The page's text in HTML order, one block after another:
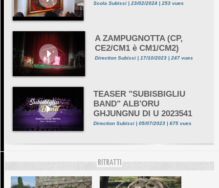
Scola Subissi | 23/02/2024 | 253 vues
A ZAMPUGNOTTA (CP,
CE2/CM1 è CM1/CM2)
Direction Subissi | 17/10/2023 | 247 vues
TEASER "SUBISBIGLIU
BAND" ALB'ORU
GHJUNGNU DI U 2023541
Direction Subissi | 05/07/2023 | 675 vues
RITRATTI